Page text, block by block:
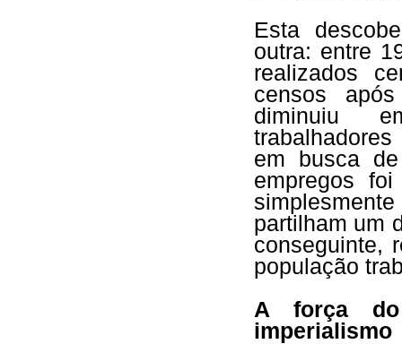
Esta
outra: entre
realizados
censos
diminuiu
em busca
empregos
partilham um
conseguinte,
população
A força
imperialismo